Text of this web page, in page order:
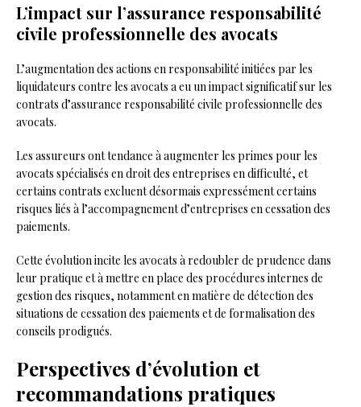
L’impact sur l’assurance responsabilité
civile professionnelle des avocats
L’augmentation des actions en responsabilité initiées par les
liquidateurs contre les avocats a eu un impact significatif sur les
contrats d’assurance responsabilité civile professionnelle des
avocats.
Les assureurs ont tendance à augmenter les primes pour les
avocats spécialisés en droit des entreprises en difficulté, et
certains contrats excluent désormais expressément certains
risques liés à l’accompagnement d’entreprises en cessation des
paiements.
Cette évolution incite les avocats à redoubler de prudence dans
leur pratique et à mettre en place des procédures internes de
gestion des risques, notamment en matière de détection des
situations de cessation des paiements et de formalisation des
conseils prodigués.
Perspectives d’évolution et
recommandations pratiques